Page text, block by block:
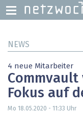
zumNEWS
4 neue Mitarbeiter
Fokus auf
Mo 18.05.2020 - 11:33 Uhr